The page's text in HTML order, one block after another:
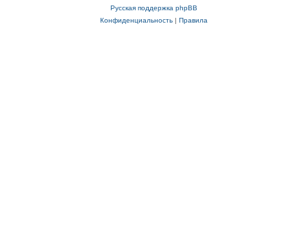
Русская поддержка phpBB
Конфиденциальность| Правила